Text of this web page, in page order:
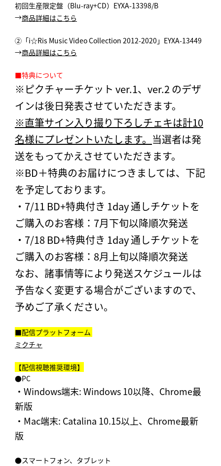
初回生産限定盤（Blu-ray+CD）EYXA-13398/B
→商品詳細はこちら
②「i☆Ris Music Video Collection 2012-2020」EYXA-13449
→商品詳細はこちら
■特典について
※ピクチャーチケット ver.1、ver.2 のデザ
インは後日発表させていただきます。
※直筆サイン入り撮り下ろしチェキは計10
名様にプレゼントいたします。 当選者は発
送をもってかえさせていただきます。
※BD＋特典のお届けにつきましては、下記
を予定しております。
・7/11 BD+特典付き 1day 通しチケットを
ご購入のお客様：7月下旬以降順次発送
・7/18 BD+特典付き 1day 通しチケットを
ご購入のお客様：8月上旬以降順次発送
なお、諸事情等により発送スケジュールは
予告なく変更する場合がございますので、
予めご了承ください。
■配信プラットフォーム
ミクチャ
【配信視聴推奨環境】
●PC
・Windows端末: Windows 10以降、Chrome最
新版
・Mac端末: Catalina 10.15以上、Chrome最新
版
●スマートフォン、タブレット